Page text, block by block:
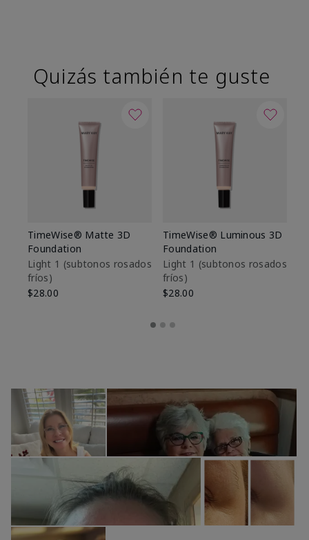
Quizás también te guste
TimeWise® Matte 3D
Foundation
Light 1​ (subtonos rosados
fríos)
$28.00
TimeWise® Luminous 3D
Foundation
Light 1​ (subtonos rosados
fríos)
$28.00